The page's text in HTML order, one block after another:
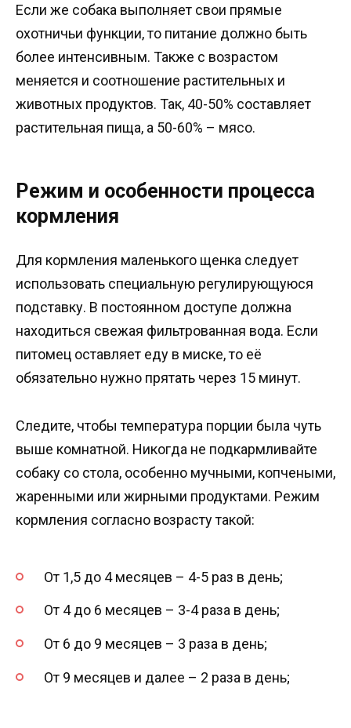
Если же собака выполняет свои прямые
охотничьи функции, то питание должно быть
более интенсивным. Также с возрастом
меняется и соотношение растительных и
животных продуктов. Так, 40-50% составляет
растительная пища, а 50-60% – мясо.
Режим и особенности процесса
кормления
Для кормления маленького щенка следует
использовать специальную регулирующуюся
подставку. В постоянном доступе должна
находиться свежая фильтрованная вода. Если
питомец оставляет еду в миске, то её
обязательно нужно прятать через 15 минут.
Следите, чтобы температура порции была чуть
выше комнатной. Никогда не подкармливайте
собаку со стола, особенно мучными, копчеными,
жаренными или жирными продуктами. Режим
кормления согласно возрасту такой:
От 1,5 до 4 месяцев – 4-5 раз в день;
От 4 до 6 месяцев – 3-4 раза в день;
От 6 до 9 месяцев – 3 раза в день;
От 9 месяцев и далее – 2 раза в день;